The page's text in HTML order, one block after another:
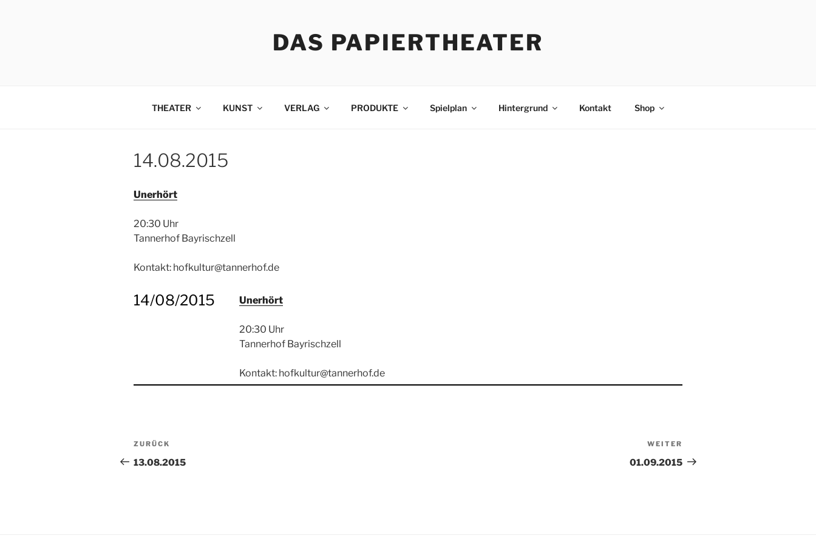
DAS PAPIERTHEATER
THEATER KUNST VERLAG PRODUKTE Spielplan Hintergrund Kontakt Shop
14.08.2015
Unerhört
20:30 Uhr
Tannerhof Bayrischzell
Kontakt: hofkultur@tannerhof.de
14/08/2015 Unerhört
20:30 Uhr
Tannerhof Bayrischzell
Kontakt: hofkultur@tannerhof.de
Beitragsnavigation
Vorheriger
Beitrag
ZURÜCK
13.08.2015
Beitrag
WEITER
01.09.2015